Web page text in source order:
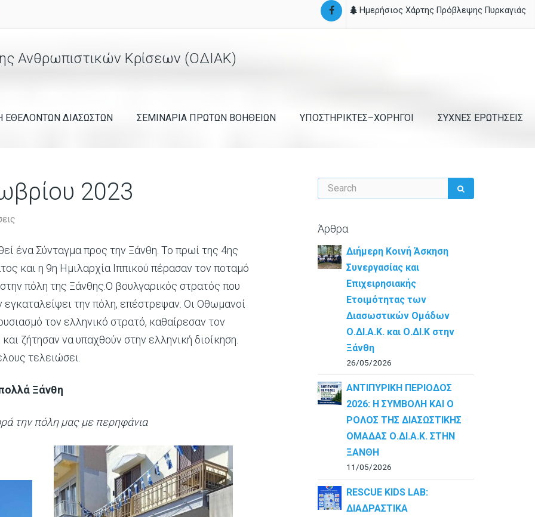
Ημερήσιος Χάρτης Πρόβλεψης Πυρκαγιάς
Ανθρωπιστικών Κρίσεων (ΟΔΙΑΚ)
ΕΘΕΛΟΝΤΩΝ ΔΙΑΣΩΣΤΩΝ ΣΕΜΙΝΑΡΙΑ ΠΡΩΤΩΝ ΒΟΗΘΕΙΩΝ ΥΠΟΣΤΗΡΙΚΤΕΣ–ΧΟΡΗΓΟΙ ΣΥΧΝΕΣ ΕΡΩΤΗΣΕΙΣ
2023
ένα Σύνταγμα προς την Ξάνθη. Το πρωί της 4ης
και η 9η Ημιλαρχία Ιππικού πέρασαν τον ποταμό
πόλη της Ξάνθης.Ο βουλγαρικός στρατός που
εγκαταλείψει την πόλη, επέστρεψαν. Οι Οθωμανοί
τον ελληνικό στρατό, καθαίρεσαν τον
ζήτησαν να υπαχθούν στην ελληνική διοίκηση.
τελειώσει.
Ξάνθη
την πόλη μας με περηφάνια
Άρθρα
Διήμερη Κοινή Άσκηση
Συνεργασίας και
Επιχειρησιακής
Ετοιμότητας των
Διασωστικών Ομάδων
Ο.ΔΙ.Α.Κ. και Ο.ΔΙ.Κ στην
Ξάνθη
26/05/2026
ΑΝΤΙΠΥΡΙΚΗ ΠΕΡΙΟΔΟΣ
2026: Η ΣΥΜΒΟΛΗ ΚΑΙ Ο
ΡΟΛΟΣ ΤΗΣ ΔΙΑΣΩΣΤΙΚΗΣ
ΟΜΑΔΑΣ Ο.ΔΙ.Α.Κ. ΣΤΗΝ
ΞΑΝΘΗ
11/05/2026
RESCUE KIDS LAB:
ΔΙAΔΡΑΣΤΙΚΑ